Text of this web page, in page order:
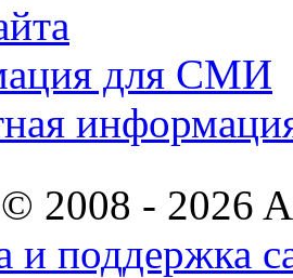
для СМИ
2008 - 2026
и поддержка